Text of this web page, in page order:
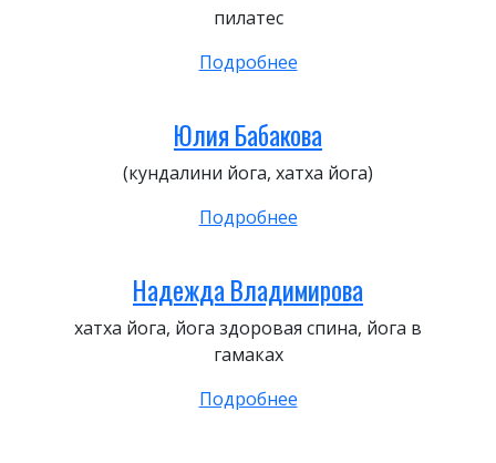
пилатес
Подробнее
Юлия Бабакова
(кундалини йога, хатха йога)
Подробнее
Надежда Владимирова
хатха йога, йога здоровая спина, йога в
гамаках
Подробнее